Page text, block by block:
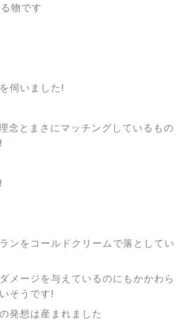
物です
伺いました!
とまさにマッチングしているもの
ンをコールドクリームで落としてい
メージを与えているのにもかかわら
そうです!
発想は産まれました